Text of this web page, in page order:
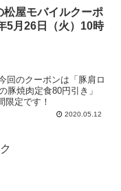
松屋モバイルクーポ
5月26日（火）10時
回のクーポンは「豚肩ロ
豚焼肉定食80円引き」
限定です！
2020.05.12